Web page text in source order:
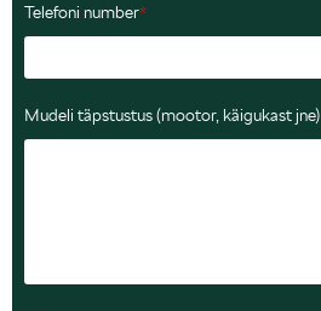
Telefoni number*
Mudeli täpstustus (mootor, käigukast jne)